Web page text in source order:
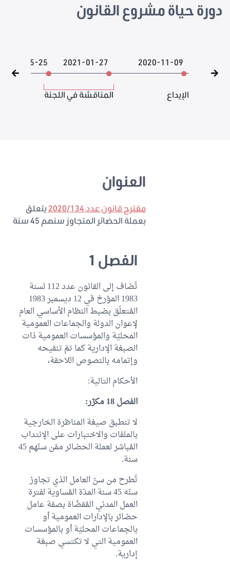
دورة حياة مشروع القانون
2020-11-09
الإيداع
2021-01-27
2021-05-25
المناقشة في اللجنة
العنوان
مقترح قانون عدد 2020/134
يتعلق
بعملة الحضائر المتجاوز سنهم 45 سنة
الفصل 1
تُضاف إلى القانون عدد 112 لسنة
1983 المؤرخ في 12 ديسمبر 1983
المُتعلّق بضبط النظام الأساسي العام
لإعوان الدولة والجماعات العمومية
المحليّة والمؤسسات العمومية ذات
الصبغة الإدارية كما تمّ تنقيحه
وإتمامه بالنصوص اللاحقة،
الأحكام التالية:
الفصل 18 مكرّر:
لا تنطبق صيغة المناظرة الخارجية
بالملفات والاختبارات على الإنتداب
المُباشر لعملة الحضائر ممّن سنّهم 45
سنة.
تُطرح من سنّ العامل الذي تجاوز
سنّه 45 سنة المدّة المُساوية لفترة
العمل المدني المُقضّاة بصفة عامل
حضائر بالإدارات العمومية أو
بالجماعات المحليّة أو بالمؤسسات
العمومية التي لا تكتسي صبغة
إدارية.